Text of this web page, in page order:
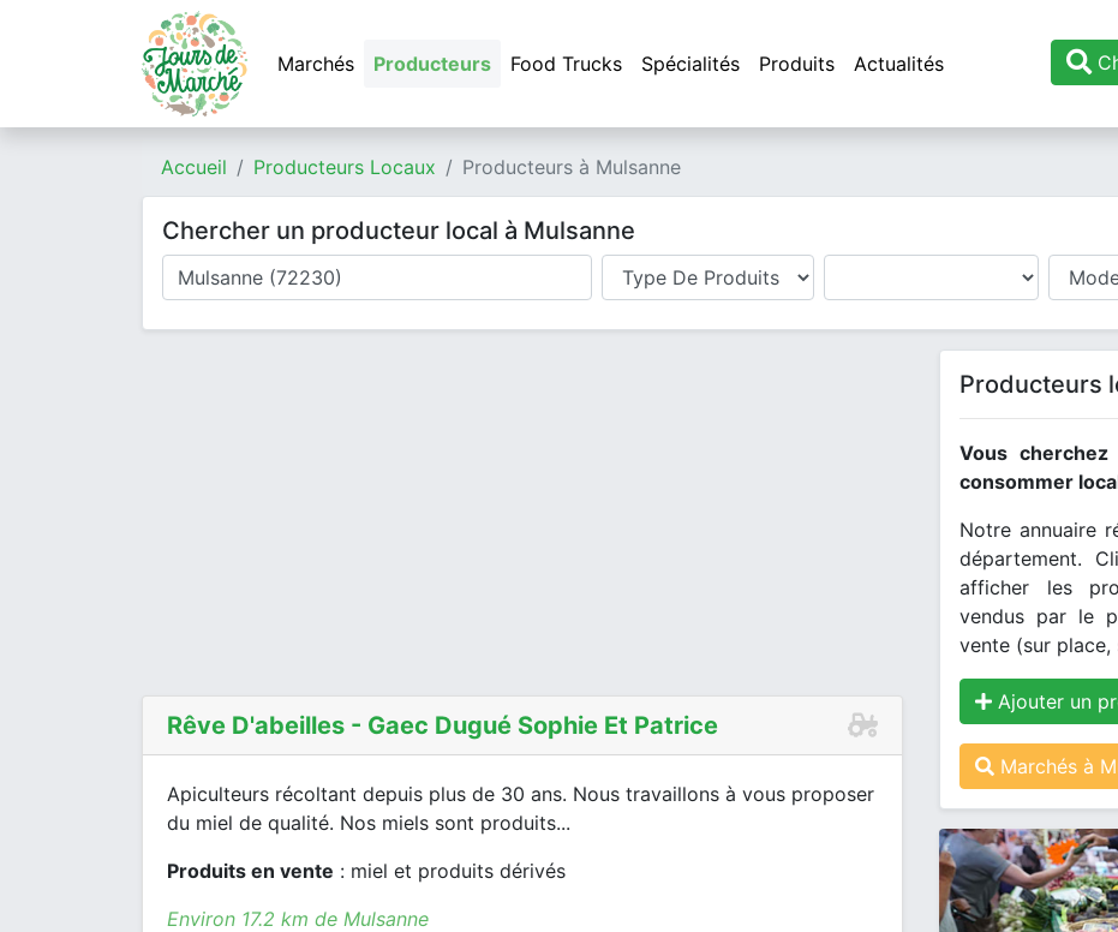
Marchés Producteurs Food Trucks Spécialités Produits Actualités
Accueil Producteurs Locaux Producteurs à Mulsanne
Chercher un producteur local à Mulsanne
Où cherchez-vous un producteur ?
Type de produits
Produits
Mode de livraison
Rêve D'abeilles - Gaec Dugué Sophie Et Patrice
Apiculteurs récoltant depuis plus de 30 ans. Nous travaillons à vous proposer
du miel de qualité. Nos miels sont produits...
Produits en vente : miel et produits dérivés
Environ 17.2 km de Mulsanne
Producteurs
Vous
consommer
Notre annuaire
département.
afficher les
vendus par le
vente (sur place,
Ajouter un
Marchés à